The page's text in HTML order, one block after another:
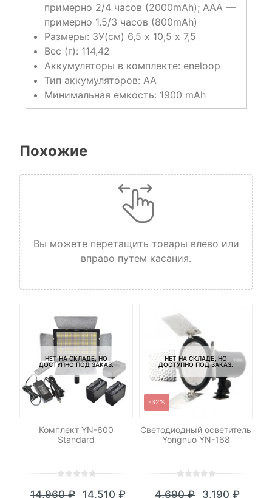
примерно 2/4 часов (2000mAh); ААА —
примерно 1.5/3 часов (800mAh)
Размеры: ЗУ(см) 6,5 х 10,5 х 7,5
Вес (г): 114,42
Аккумуляторы в комплекте: eneloop
Тип аккумуляторов: АА
Минимальная емкость: 1900 mAh
Похожие
Вы можете перетащить товары влево или
вправо путем касания.
НЕТ НА СКЛАДЕ, НО
ДОСТУПНО ПОД ЗАКАЗ.
Комплект YN-600
Standard
out
14,960₽ 14,510 ₽
НЕТ НА СКЛАДЕ, НО
ДОСТУПНО ПОД ЗАКАЗ.
-32%
Светодиодный осветитель
Yongnuo YN-168
out
4,690₽ 3,190 ₽